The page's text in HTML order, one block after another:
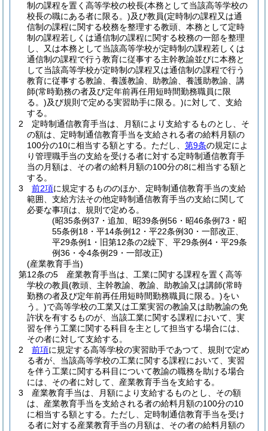
制の課程を置く高等学校の校長(本務として当該高等学校の
校長の職にある者に限る。)及び教員(定時制の課程又は通
信制の課程に関する校務を整理する教頭、本務として定時
制の課程若しくは通信制の課程に関する校務の一部を整理
し、又は本務として当該高等学校が定時制の課程若しくは
通信制の課程で行う教育に従事する主幹教諭並びに本務と
して当該高等学校が定時制の課程又は通信制の課程で行う
教育に従事する教諭、養護教諭、助教諭、養護助教諭、講
師(常時勤務の者及び定年前再任用短時間勤務職員に限
る。)及び規則で定める実習助手に限る。)に対して、支給
する。
2
定時制通信教育手当は、月額により支給するものとし、そ
の額は、定時制通信教育手当を支給される者の給料月額の
100分の10に相当する額とする。 ただし、 第9条の規定によ
り管理職手当の支給を受ける者に対する定時制通信教育手
当の月額は、その者の給料月額の100分の8に相当する額と
する。
3
前2項に規定するもののほか、定時制通信教育手当の支給
範囲、支給方法その他定時制通信教育手当の支給に関して
必要な事項は、規則で定める。
(昭35条例37・追加、昭39条例56・昭46条例73・昭
55条例18・平14条例12・平22条例30・一部改正、
平29条例1・旧第12条の2繰下、平29条例4・平29条
例36・令4条例29・一部改正)
(産業教育手当)
第12条の5
産業教育手当は、工業に関する課程を置く高等
学校の教員(教頭、主幹教諭、教諭、助教諭又は講師(常時
勤務の者及び定年前再任用短時間勤務職員に限る。)をい
う。)で高等学校の工業又は工業実習の教諭又は助教諭の免
許状を有するものが、当該工業に関する課程において、実
習を伴う工業に関する科目を主として担当する場合には、
その者に対して支給する。
2
前項に規定する高等学校の実習助手であつて、規則で定め
る者が、当該高等学校の工業に関する課程において、実習
を伴う工業に関する科目について教諭の職務を助ける場合
には、その者に対して、産業教育手当を支給する。
3
産業教育手当は、月額により支給するものとし、その額
は、産業教育手当を支給される者の給料月額の100分の10
に相当する額とする。 ただし、定時制通信教育手当を受け
る者に対する産業教育手当の月額は、その者の給料月額の